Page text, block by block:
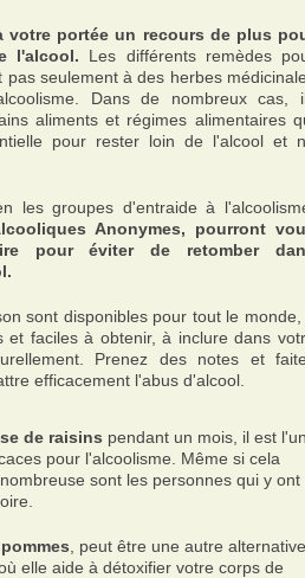
votre portée un recours de plus
l'alcool. Les différents remèdes
seulement à des herbes
Dans de nombreux cas,
aliments et régimes alimentaires
pour rester loin de l'alcool et
les groupes d'entraide à
Anonymes, pourront
pour éviter de retomber
sont disponibles pour tout le monde,
et faciles à obtenir, à inclure dans
Prenez des notes et
efficacement l'abus d'alcool.
de raisins pendant un mois, il est
pour l'alcoolisme. Même si cela
sont les personnes qui y ont
, peut être une autre alternative
elle aide à détoxifier votre corps de